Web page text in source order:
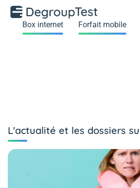
Box internet Forfait mobile
L'actualité et les dossiers